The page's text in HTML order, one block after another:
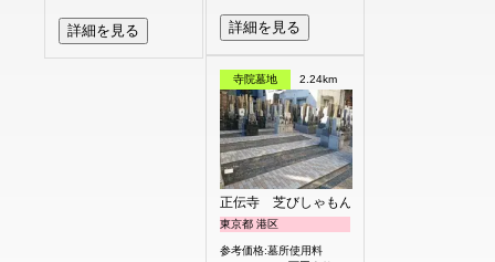
詳細を見る 詳細を見る
寺院墓地 2.24km
正伝寺 芝びしゃもん浄苑
東京都 港区
参考価格:墓所使用料